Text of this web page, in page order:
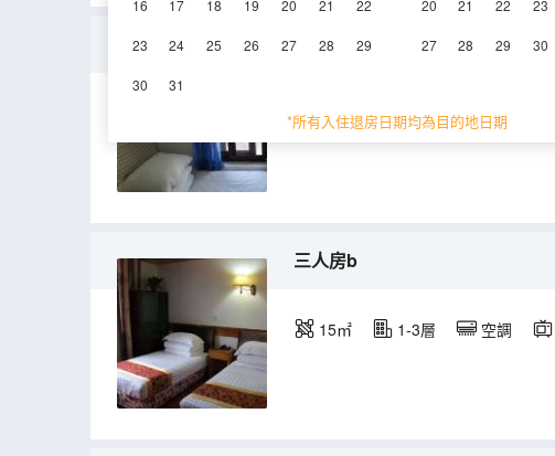
16 17 18 19 20 21 22
23 24 25 26 27 28 29
30 31
20 21 22 23
27 28 29 30
*所有入住退房日期均為目的地日期
單人房a(公共衞浴)
7㎡ 1層 電視機
三人房b
15㎡ 1-3層 空調